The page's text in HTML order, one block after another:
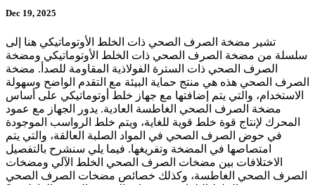
Dec 19, 2025
تشير مضخة الصرف الصحي ذات الخلط الأوتوماتيكي هنا إلى
سلسلة من مضخة الصرف الصحي ذات الخلط الأوتوماتيكي ومضخة
الصرف الصحي ذات السترة الفولاذية المقاومة للصدأ. مضخة
الصرف الصحي هذه هي منتج حماية البيئة مع التقدم الواضح وسهولة
الاستخدام، والتي يتم إضافتها مع جهاز خلط أوتوماتيكي على أساس
مضخة الصرف الصحي الغاطسة العادية. يدور الجهاز مع عمود
المحرك لإنتاج قوة خلط قوية للغاية، ويتم خلط الرواسب الموجودة
في حوض الصرف الصحي في المواد الصلبة العالقة، والتي يتم
امتصاصها في المضخة وتفريغها. فيما يلي سنشرح بالتفصيل
الاختلافات بين مضخات الصرف الصحي الخلط الآلي ومضخات
الصرف الصحي الغاطسة، وكذلك خصائص مضخات الصرف الصحي